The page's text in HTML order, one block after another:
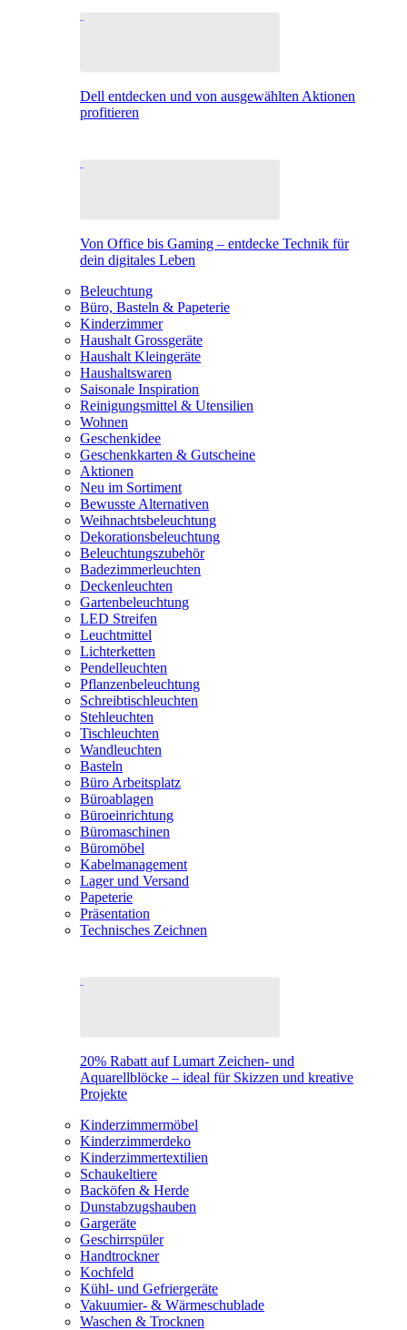
Dell entdecken und von ausgewählten Aktionen
profitieren
Von Office bis Gaming – entdecke Technik für
dein digitales Leben
Beleuchtung
Büro, Basteln & Papeterie
Kinderzimmer
Haushalt Grossgeräte
Haushalt Kleingeräte
Haushaltswaren
Saisonale Inspiration
Reinigungsmittel & Utensilien
Wohnen
Geschenkidee
Geschenkkarten & Gutscheine
Aktionen
Neu im Sortiment
Bewusste Alternativen
Weihnachtsbeleuchtung
Dekorationsbeleuchtung
Beleuchtungszubehör
Badezimmerleuchten
Deckenleuchten
Gartenbeleuchtung
LED Streifen
Leuchtmittel
Lichterketten
Pendelleuchten
Pflanzenbeleuchtung
Schreibtischleuchten
Stehleuchten
Tischleuchten
Wandleuchten
Basteln
Büro Arbeitsplatz
Büroablagen
Büroeinrichtung
Büromaschinen
Büromöbel
Kabelmanagement
Lager und Versand
Papeterie
Präsentation
Technisches Zeichnen
20% Rabatt auf Lumart Zeichen- und
Aquarellblöcke – ideal für Skizzen und kreative
Projekte
Kinderzimmermöbel
Kinderzimmerdeko
Kinderzimmertextilien
Schaukeltiere
Backöfen & Herde
Dunstabzugshauben
Gargeräte
Geschirrspüler
Handtrockner
Kochfeld
Kühl- und Gefriergeräte
Vakuumier- & Wärmeschublade
Waschen & Trocknen